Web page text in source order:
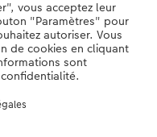
produits ou votre commande,
dimanche, de 9h00 à 20h00
043 5500 295• 7j/7 • de 9h à